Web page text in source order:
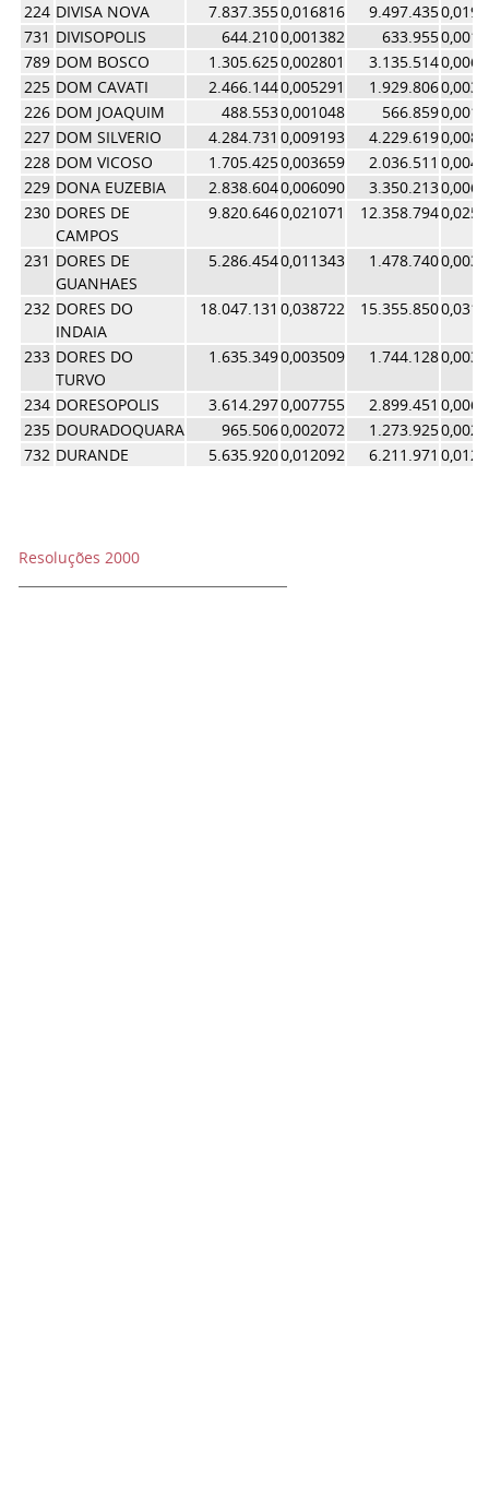
224 DIVISA NOVA 7.837.3550,016816 9.497.435
731 DIVISOPOLIS 644.2100,001382 633.955
789 DOM BOSCO 1.305.6250,002801 3.135.514
225 DOM CAVATI 2.466.1440,005291 1.929.806
226 DOM JOAQUIM 488.5530,001048 566.859
227 DOM SILVERIO 4.284.731 0,009193 4.229.619
228 DOM VICOSO 1.705.4250,003659 2.036.511
229 DONA EUZEBIA 2.838.6040,006090 3.350.213
230 DORES DE
CAMPOS
9.820.6460,021071 12.358.794
231 DORES DE
GUANHAES
5.286.4540,011343 1.478.740
232 DORES DO
INDAIA
18.047.131 0,038722 15.355.850
233 DORES DO
TURVO
1.635.3490,003509 1.744.128
234 DORESOPOLIS 3.614.2970,007755 2.899.451
235 DOURADOQUARA 965.5060,002072 1.273.925
732 DURANDE 5.635.9200,012092 6.211.971
Resoluções 2000